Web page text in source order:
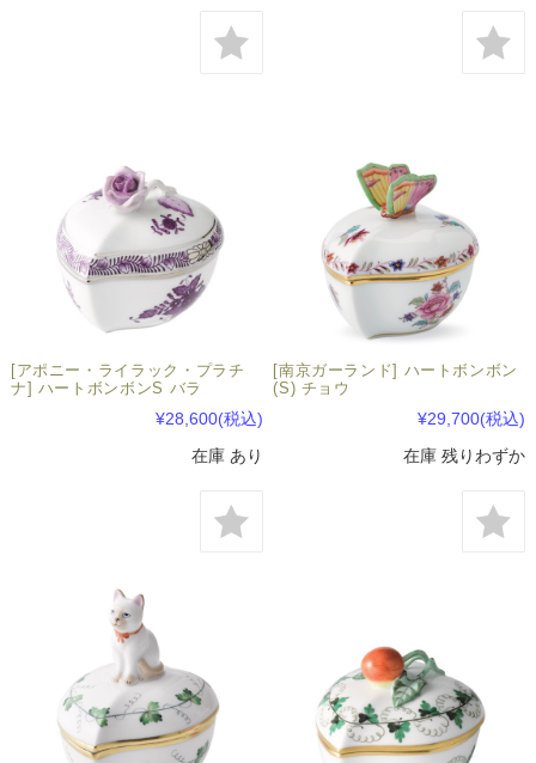
[アポニー・ライラック・プラチ
ナ] ハートボンボンS バラ
¥28,600(税込)
在庫 あり
[南京ガーランド] ハートボンボン
(S) チョウ
¥29,700(税込)
在庫 残りわずか